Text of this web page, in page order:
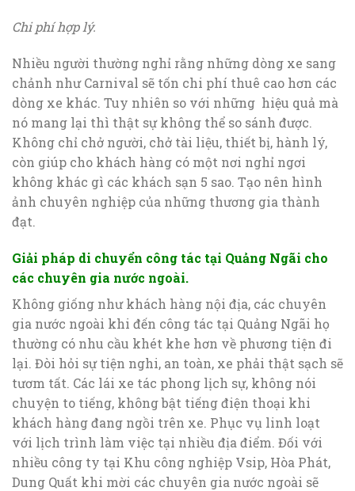
Chi phí hợp lý.
Nhiều người thường nghỉ rằng những dòng xe sang
chảnh như Carnival sẽ tốn chi phí thuê cao hơn các
dòng xe khác. Tuy nhiên so với những hiệu quả mà
nó mang lại thì thật sự không thể so sánh được.
Không chỉ chở người, chở tài liệu, thiết bị, hành lý,
còn giúp cho khách hàng có một nơi nghỉ ngơi
không khác gì các khách sạn 5 sao. Tạo nên hình
ảnh chuyên nghiệp của những thương gia thành
đạt.
Giải pháp di chuyển công tác tại Quảng Ngãi cho
các chuyên gia nước ngoài.
Không giống như khách hàng nội địa, các chuyên
gia nước ngoài khi đến công tác tại Quảng Ngãi họ
thường có nhu cầu khét khe hơn về phương tiện đi
lại. Đòi hỏi sự tiện nghi, an toàn, xe phải thật sạch sẽ
tươm tất. Các lái xe tác phong lịch sự, không nói
chuyện to tiếng, không bật tiếng điện thoại khi
khách hàng đang ngồi trên xe. Phục vụ linh loạt
với lịch trình làm việc tại nhiều địa điểm. Đối với
nhiều công ty tại Khu công nghiệp Vsip, Hòa Phát,
Dung Quất khi mời các chuyên gia nước ngoài sẽ